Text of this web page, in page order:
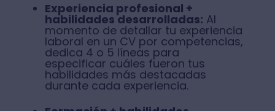
Experiencia profesional +
habilidades desarrolladas: Al
momento de detallar tu experiencia
laboral en un CV por competencias,
dedica 4 o 5 líneas para
especificar cuáles fueron tus
habilidades más destacadas
durante cada experiencia.